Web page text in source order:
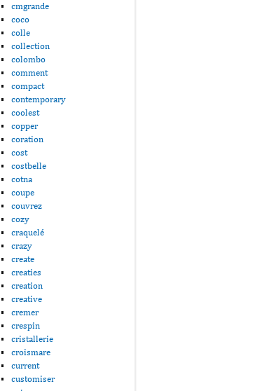
cmgrande
coco
colle
collection
colombo
comment
compact
contemporary
coolest
copper
coration
cost
costbelle
cotna
coupe
couvrez
cozy
craquelé
crazy
create
creaties
creation
creative
cremer
crespin
cristallerie
croismare
current
customiser